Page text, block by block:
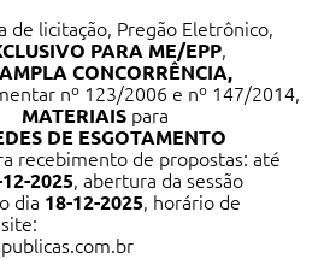
de licitação, Pregão Eletrônico,
PARA ME/EPP,
CONCORRÊNCIA,
nº 123/2006 e nº 147/2014,
MATERIAIS para
DE ESGOTAMENTO
recebimento de propostas: até
2025, abertura da sessão
dia 18-12-2025, horário de